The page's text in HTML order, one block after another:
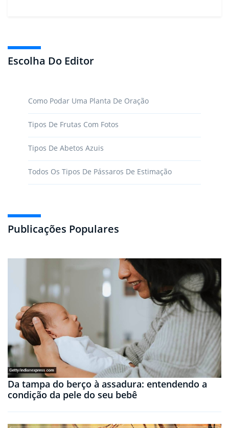
Escolha Do Editor
Como Podar Uma Planta De Oração
Tipos De Frutas Com Fotos
Tipos De Abetos Azuis
Todos Os Tipos De Pássaros De Estimação
Publicações Populares
Da tampa do berço à assadura: entendendo a
condição da pele do seu bebê